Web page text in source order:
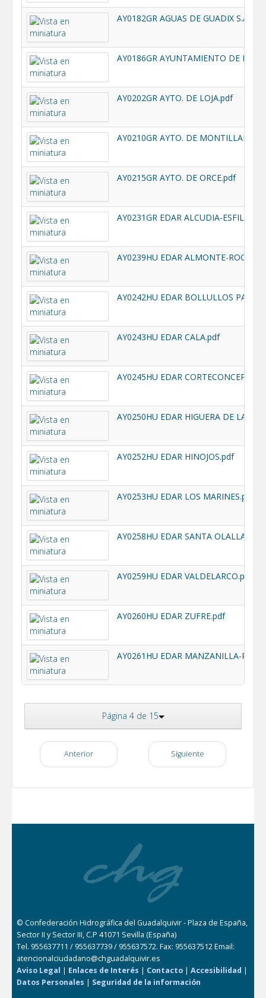
AY0186GR AYUNTAMIENTO DE
AY0202GR AYTO. DE LOJA.pdf
AY0210GR AYTO. DE
AY0215GR AYTO. DE ORCE.pdf
AY0231GR EDAR ALCUDIA-
AY0239HU EDAR ALMONTE-
AY0243HU EDAR CALA.pdf
AY0245HU EDAR
AY0250HU EDAR HIGUERA DE LA
AY0252HU EDAR HINOJOS.pdf
AY0253HU EDAR LOS MARINES.pdf
AY0258HU EDAR SANTA OLALLA.pdf
AY0259HU EDAR VALDELARCO.pdf
AY0260HU EDAR ZUFRE.pdf
Página 4 de 15
Anterior Siguiente
© Confederación Hidrográfica del Guadalquivir - Plaza de España,
Sector II y Sector III, C.P 41071 Sevilla (España)
Tel. 955637711 / 955637739 / 955637572. Fax: 955637512 Email:
atencionalciudadano@chguadalquivir.es
Aviso Legal | Enlaces de Interés | Contacto |Accesibilidad |
Datos Personales | Seguridad de la información